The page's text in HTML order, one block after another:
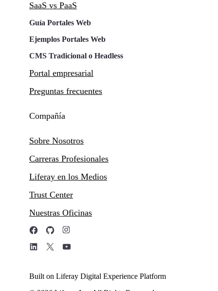
SaaS vs PaaS
Guía Portales Web
Ejemplos Portales Web
CMS Tradicional o Headless
Portal empresarial
Preguntas frecuentes
Compañía
Sobre Nosotros
Carreras Profesionales
Liferay en los Medios
Trust Center
Nuestras Oficinas
Built on Liferay Digital Experience Platform